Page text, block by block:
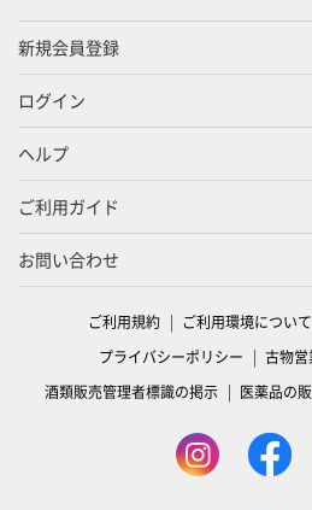
新規会員登録
ログイン
ヘルプ
ご利用ガイド
お問い合わせ
ご利用規約 ご利用環境について
プライバシーポリシー
古物
酒類販売管理者標識の掲示
医薬品の